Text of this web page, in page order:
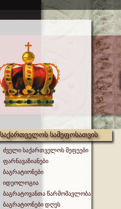
საქართველოს სამეფოსათვის
ძველი საქართველოს მეფეები
ფარნავაზიანები
ბაგრატიონები
იდეოლოგია
ბაგრატოვანთა წარმომავლობა
ბაგრატიონები დღეს